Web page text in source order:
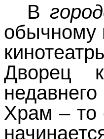
В
обычному
Дворец
Храм – то